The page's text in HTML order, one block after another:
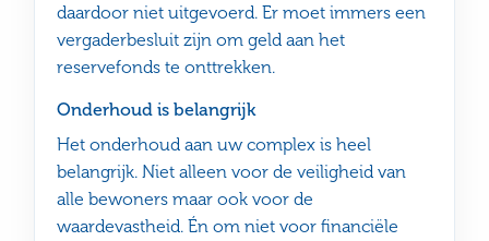
daardoor niet uitgevoerd. Er moet immers een
vergaderbesluit zijn om geld aan het
reservefonds te onttrekken.
Onderhoud is belangrijk
Het onderhoud aan uw complex is heel
belangrijk. Niet alleen voor de veiligheid van
alle bewoners maar ook voor de
waardevastheid. Én om niet voor financiële